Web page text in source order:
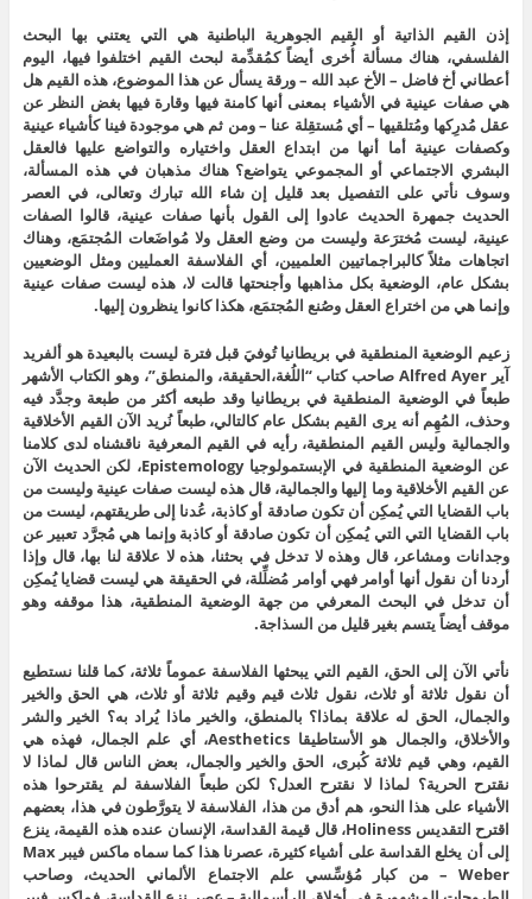
إذن القيم الذاتية أو القيم الجوهرية الباطنية هي التي يعتني بها البحث
الفلسفي، هناك مسألة أُخرى أيضاً كمُقدِّمة لبحث القيم اختلفوا فيها، اليوم
أعطاني أخ فاضل – الأخ عبد الله – ورقة يسأل عن هذا الموضوع، هذه القيم هل
هي صفات عينية في الأشياء بمعنى أنها كامنة فيها وقارة فيها بغض النظر عن
عقل مُدرِكها ومُتلقيها – أي مُستقِلة عنا – ومن ثم هي موجودة فينا كأشياء عينية
وكصفات عينية أما أنها من ابتداع العقل واختياره والتواضع عليها فالعقل
البشري الاجتماعي أو المجموعي يتواضع؟ هناك مذهبان في هذه المسألة،
وسوف نأتي على التفصيل بعد قليل إن شاء الله تبارك وتعالى، في العصر
الحديث جمهرة الحديث عادوا إلى القول بأنها صفات عينية، قالوا الصفات
عينية، ليست مُخترَعة وليست من وضع العقل ولا مُواضَعات المُجتمَع، وهناك
اتجاهات مثلاً كالبراجماتيين العلميين، أي الفلاسفة العمليين ومثل الوضعيين
بشكل عام، الوضعية بكل مذاهبها وأجنحتها قالت لا، هذه ليست صفات عينية
وإنما هي من اختراع العقل وصُنع المُجتمَع، هكذا كانوا ينظرون إليها.
زعيم الوضعية المنطقية في بريطانيا تُوفيَ قبل فترة ليست بالبعيدة هو ألفريد
آير Alfred Ayer صاحب كتاب “اللُغة،الحقيقة، والمنطق”، وهو الكتاب الأشهر
طبعاً في الوضعية المنطقية في بريطانيا وقد طبعه أكثر من طبعة وجدَّد فيه
وحذف، المُهِم أنه يرى القيم بشكل عام كالتالي، طبعاً نُريد الآن القيم الأخلاقية
والجمالية وليس القيم المنطقية، رأيه في القيم المعرفية ناقشناه لدى كلامنا
عن الوضعية المنطقية في الإبستمولوجيا Epistemology، لكن الحديث الآن
عن القيم الأخلاقية وما إليها والجمالية، قال هذه ليست صفات عينية وليست من
باب القضايا التي يُمكِن أن تكون صادقة أو كاذبة، عُدنا إلى طريقتهم، ليست من
باب القضايا التي التي يُمكِن أن تكون صادقة أو كاذبة وإنما هي مُجرَّد تعبير عن
وجدانات ومشاعر، قال وهذه لا تدخل في بحثنا، هذه لا علاقة لنا بها، قال وإذا
أردنا أن نقول أنها أوامر فهي أوامر مُضلِّلة، في الحقيقة هي ليست قضايا يُمكِن
أن تدخل في البحث المعرفي من جهة الوضعية المنطقية، هذا موقفه وهو
موقف أيضاً يتسم بغير قليل من السذاجة.
نأتي الآن إلى الحق، القيم التي يبحثها الفلاسفة عموماً ثلاثة، كما قلنا نستطيع
أن نقول ثلاثة أو ثلاث، نقول ثلاث قيم وقيم ثلاثة أو ثلاث، هي الحق والخير
والجمال، الحق له علاقة بماذا؟ بالمنطق، والخير ماذا يُراد به؟ الخير والشر
والأخلاق، والجمال هو الأستاطيقا Aesthetics، أي علم الجمال، فهذه هي
القيم، وهي قيم ثلاثة كُبرى، الحق والخير والجمال، بعض الناس قال لماذا لا
نقترح الحرية؟ لماذا لا نقترح العدل؟ لكن طبعاً الفلاسفة لم يقترحوا هذه
الأشياء على هذا النحو، هم أدق من هذا، الفلاسفة لا يتورَّطون في هذا، بعضهم
اقترح التقديس Holiness، قال قيمة القداسة، الإنسان عنده هذه القيمة، ينزع
إلى أن يخلع القداسة على أشياء كثيرة، عصرنا هذا كما سماه ماكس فيبر Max
Weber – من كبار مُؤسِّسي علم الاجتماع الألماني الحديث، وصاحب